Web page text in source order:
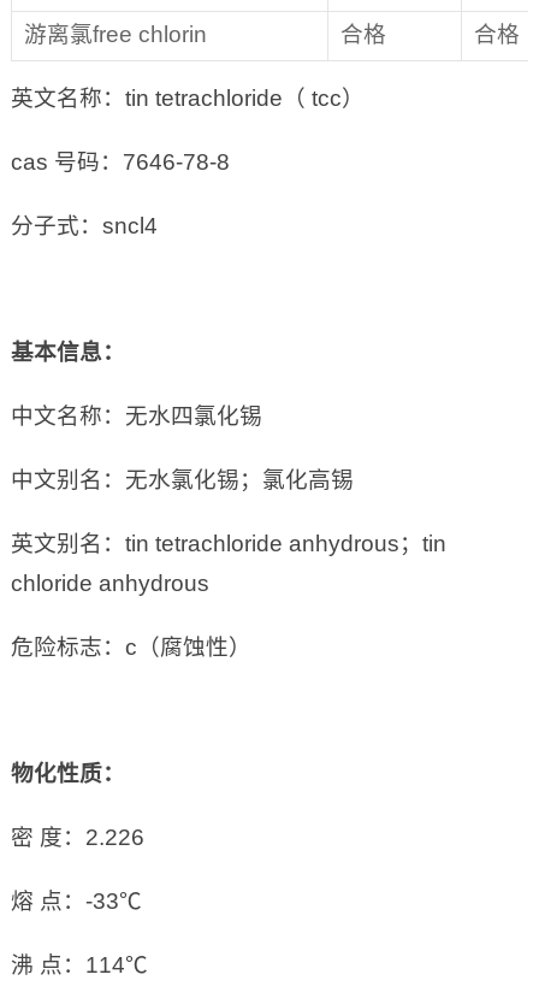
游离氯free chlorin
合格 合格
英文名称：tin tetrachloride（ tcc）
cas 号码：7646-78-8
分子式：sncl4
基本信息：
中文名称：无水四氯化锡
中文别名：无水氯化锡；氯化高锡
英文别名：tin tetrachloride anhydrous；tin
chloride anhydrous
危险标志：c（腐蚀性）
物化性质：
密 度：2.226
熔 点：-33℃
沸 点：114℃